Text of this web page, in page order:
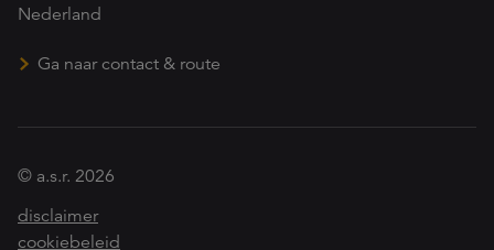
Nederland
Ga naar contact & route
© a.s.r. 2026
disclaimer
cookiebeleid